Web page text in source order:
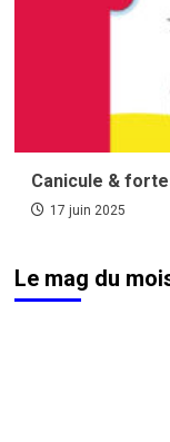
Canicule &
17 juin 2025
Le mag du